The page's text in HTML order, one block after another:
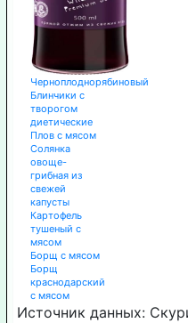
Черноплоднорябиновый
Блинчики с
творогом
диетические
Плов с мясом
Солянка
овоще-
грибная из
свежей
капусты
Картофель
тушеный с
мясом
Борщ с мясом
Борщ
краснодарский
с мясом
Источник данных: